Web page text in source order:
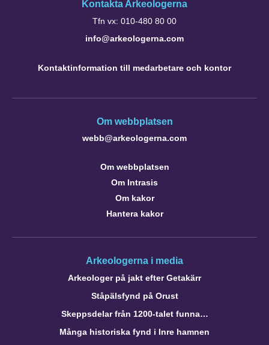
Kontakta Arkeologerna
Tfn vx: 010-480 80 00
info@arkeologerna.com
Kontaktinformation till medarbetare och kontor
Om webbplatsen
webb@arkeologerna.com
Om webbplatsen
Om Intrasis
Om kakor
Hantera kakor
Arkeologerna i media
Arkeologer på jakt efter Getakärr
Ståpälsfynd på Orust
Skeppsdelar från 1200-talet funna…
Många historiska fynd i Inre hamnen